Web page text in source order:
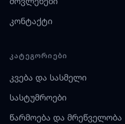
კონტაქტი
ᲙᲐᲢᲔᲒᲝᲠᲘᲔᲑᲘ
კვება და სასმელი
სასტუმროები
წარმოება და მრეწველობა